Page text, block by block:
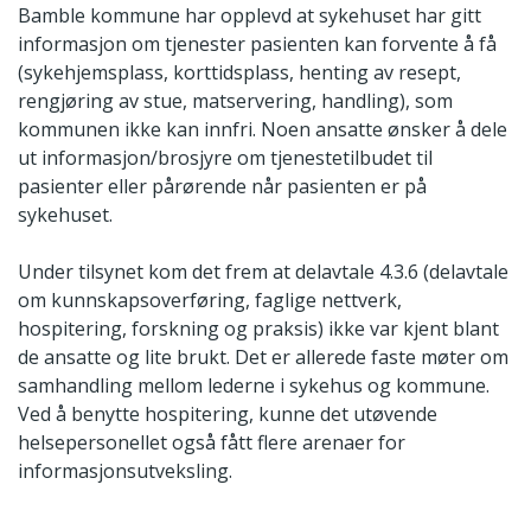
Bamble kommune har opplevd at sykehuset har gitt
informasjon om tjenester pasienten kan forvente å få
(sykehjemsplass, korttidsplass, henting av resept,
rengjøring av stue, matservering, handling), som
kommunen ikke kan innfri. Noen ansatte ønsker å dele
ut informasjon/brosjyre om tjenestetilbudet til
pasienter eller pårørende når pasienten er på
sykehuset.
Under tilsynet kom det frem at delavtale 4.3.6 (delavtale
om kunnskapsoverføring, faglige nettverk,
hospitering, forskning og praksis) ikke var kjent blant
de ansatte og lite brukt. Det er allerede faste møter om
samhandling mellom lederne i sykehus og kommune.
Ved å benytte hospitering, kunne det utøvende
helsepersonellet også fått flere arenaer for
informasjonsutveksling.